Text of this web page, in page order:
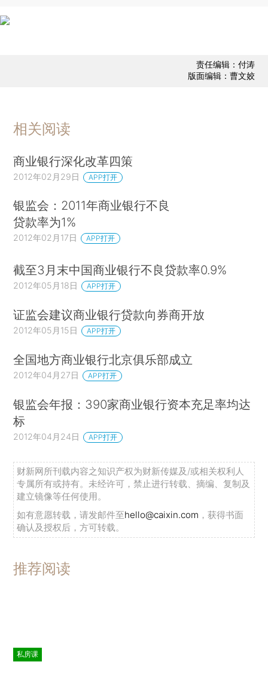
责任编辑：付涛
版面编辑：曹文姣
相关阅读
商业银行深化改革四策
2012年02月29日 APP打开
银监会：2011年商业银行不良
贷款率为1%
2012年02月17日 APP打开
截至3月末中国商业银行不良贷款率0.9%
2012年05月18日 APP打开
证监会建议商业银行贷款向券商开放
2012年05月15日 APP打开
全国地方商业银行北京俱乐部成立
2012年04月27日 APP打开
银监会年报：390家商业银行资本充足率均达
标
2012年04月24日 APP打开
财新网所刊载内容之知识产权为财新传媒及/或相关权利人
专属所有或持有。未经许可，禁止进行转载、摘编、复制及
建立镜像等任何使用。
如有意愿转载，请发邮件至hello@caixin.com ，获得书面
确认及授权后，方可转载。
推荐阅读
私房课